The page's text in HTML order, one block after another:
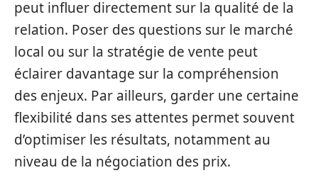
peut influer directement sur la qualité de la
relation. Poser des questions sur le marché
local ou sur la stratégie de vente peut
éclairer davantage sur la compréhension
des enjeux. Par ailleurs, garder une certaine
flexibilité dans ses attentes permet souvent
d’optimiser les résultats, notamment au
niveau de la négociation des prix.